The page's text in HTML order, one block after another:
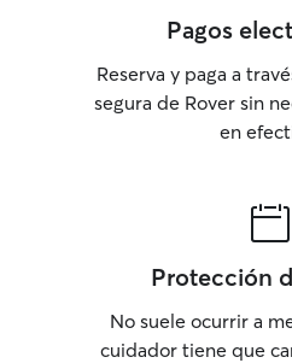
Pagos
Reserva y paga a
segura de Rover sin
en
Protección
No suele ocurrir a
cuidador tiene que